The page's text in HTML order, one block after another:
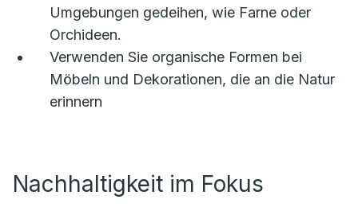
Umgebungen gedeihen, wie Farne oder
Orchideen.
Verwenden Sie organische Formen bei
Möbeln und Dekorationen, die an die Natur
erinnern
Nachhaltigkeit im Fokus